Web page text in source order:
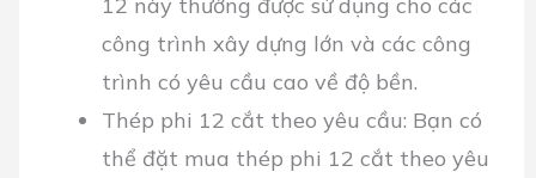
12 này thường được sử dụng cho các
công trình xây dựng lớn và các công
trình có yêu cầu cao về độ bền.
Thép phi 12 cắt theo yêu cầu: Bạn có
thể đặt mua thép phi 12 cắt theo yêu